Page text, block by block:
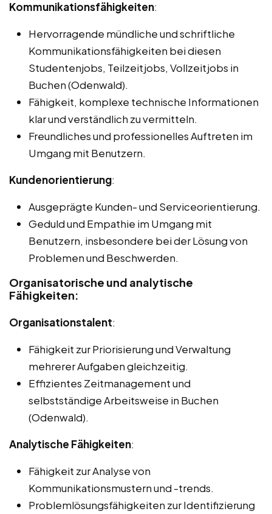
Kommunikationsfähigkeiten:
Hervorragende mündliche und schriftliche
Kommunikationsfähigkeiten bei diesen
Studentenjobs, Teilzeitjobs, Vollzeitjobs in
Buchen (Odenwald).
Fähigkeit, komplexe technische Informationen
klar und verständlich zu vermitteln.
Freundliches und professionelles Auftreten im
Umgang mit Benutzern.
Kundenorientierung:
Ausgeprägte Kunden- und Serviceorientierung.
Geduld und Empathie im Umgang mit
Benutzern, insbesondere bei der Lösung von
Problemen und Beschwerden.
Organisatorische und analytische
Fähigkeiten:
Organisationstalent:
Fähigkeit zur Priorisierung und Verwaltung
mehrerer Aufgaben gleichzeitig.
Effizientes Zeitmanagement und
selbstständige Arbeitsweise in Buchen
(Odenwald).
Analytische Fähigkeiten:
Fähigkeit zur Analyse von
Kommunikationsmustern und -trends.
Problemlösungsfähigkeiten zur Identifizierung